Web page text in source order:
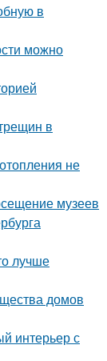
в
можно
в
не
музеев
лучше
домов
интерьер с